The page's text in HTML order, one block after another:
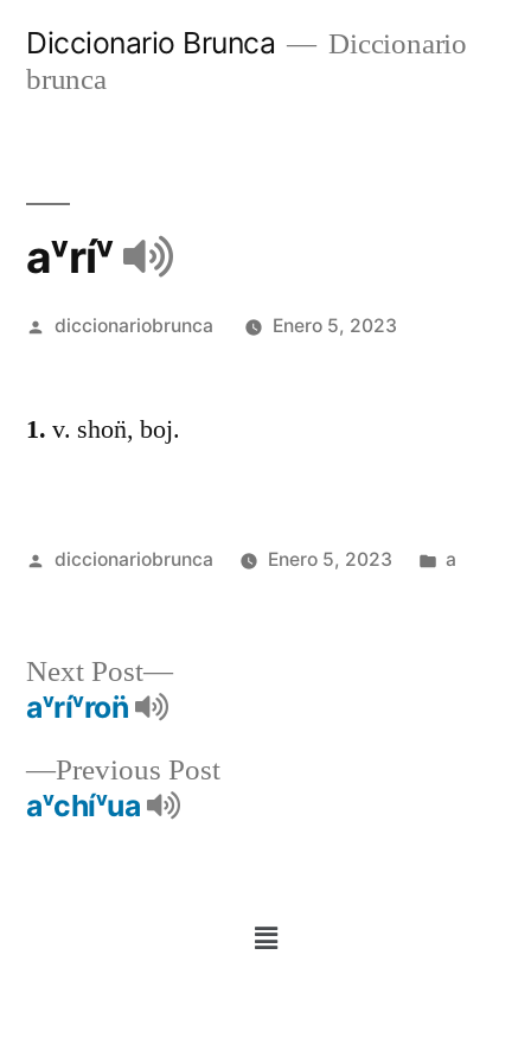
Diccionario Brunca
Diccionario
brunca
aᵛríᵛ
diccionariobrunca Enero 5, 2023
1. v. shon̈, boj.
diccionariobrunca Enero 5, 2023 a
Previous Post
aᵛchíᵛua
Next Post
aᵛríᵛron̈